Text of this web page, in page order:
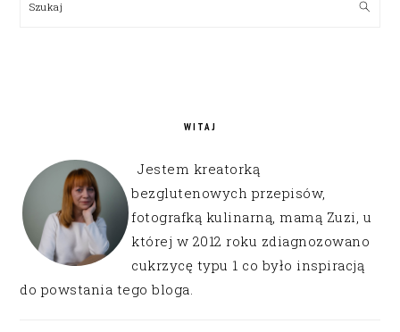
Szukaj
WITAJ
Jestem kreatorką
bezglutenowych przepisów,
fotografką kulinarną, mamą Zuzi, u
której w 2012 roku zdiagnozowano
cukrzycę typu 1 co było inspiracją
do powstania tego bloga.